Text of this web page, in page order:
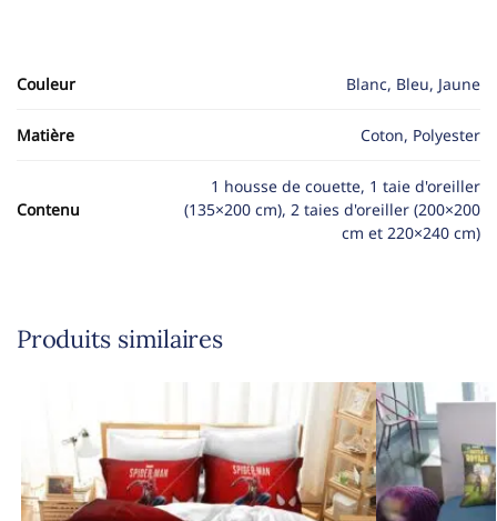
Couleur Blanc, Bleu, Jaune
Matière Coton, Polyester
Contenu
1 housse de couette, 1 taie d'oreiller
(135×200 cm), 2 taies d'oreiller (200×200
cm et 220×240 cm)
Produits similaires